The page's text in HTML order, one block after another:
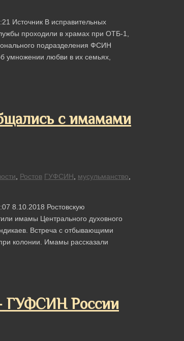
Источник В исправительных
проходили в храмах при ОТБ-1,
подразделения ФСИН
умножении любви в их семьях,
с имамами
Ростов ГУФСИН мусульманство
8.10.2018 Ростовскую
имамы Центрального духовного
Встреча с отбывающими
колонии. Имамы рассказали
ГУФСИН России